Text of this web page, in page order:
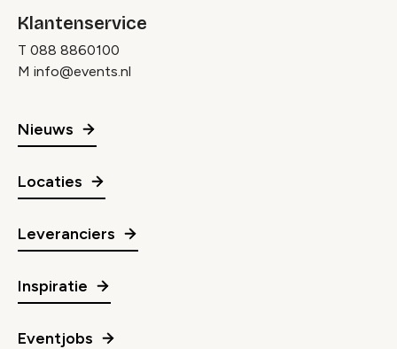
Klantenservice
T 088 8860100
M info@events.nl
Nieuws
Locaties
Leveranciers
Inspiratie
Eventjobs